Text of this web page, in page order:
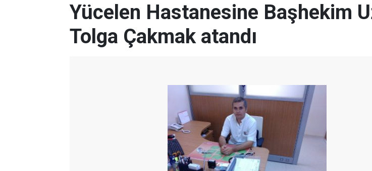
Yücelen Hastanesine Başhekim
Tolga Çakmak atandı